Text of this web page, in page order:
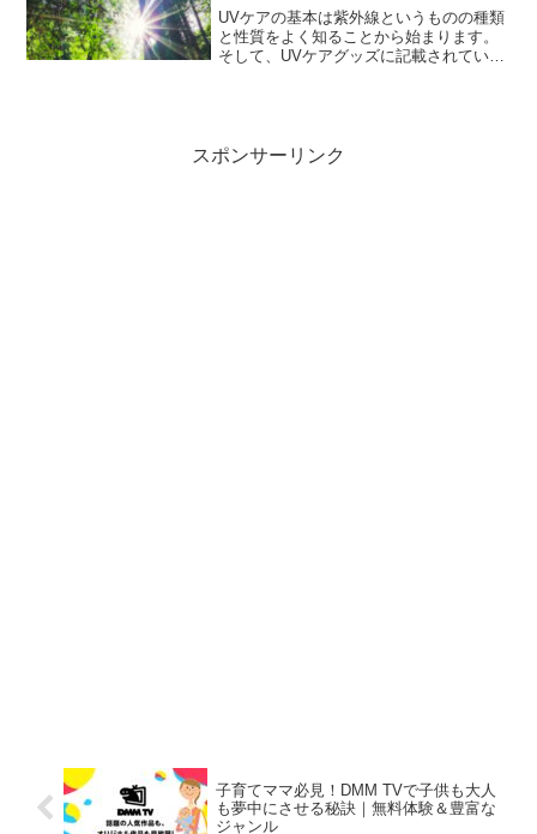
UVケアの基本は紫外線というものの種類
と性質をよく知ることから始まります。
そして、UVケアグッズに記載されている
スポンサーリンク
子育てママ必見！DMM TVで子供も大人
も夢中にさせる秘訣｜無料体験＆豊富な
ジャンル